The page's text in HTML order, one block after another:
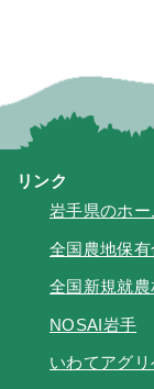
リンク
岩手県のホ
全国農地保
全国新規就
NOSAI岩手
いわてアグ